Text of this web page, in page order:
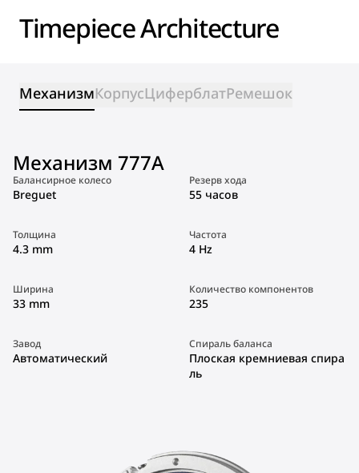
Timepiece Architecture
МеханизмКорпусЦиферблатРемешок
Механизм 777A
Балансирное колесо
Breguet
Резерв хода
55 часов
Толщина
4.3 mm
Частота
4 Hz
Ширина
33 mm
Количество компонентов
235
Завод
Автоматический
Спираль баланса
Плоская кремниевая спира
ль